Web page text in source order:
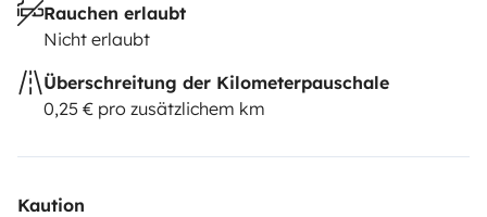
Rauchen erlaubt
Nicht erlaubt
Überschreitung der Kilometerpauschale
0,25 € pro zusätzlichem km
Kaution